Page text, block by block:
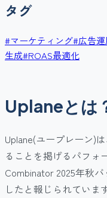
タグ
#マーケティング#広告運
生成#ROAS最適化
Uplaneとは
Uplane(ユープレーン)
ることを掲げるパフォ
Combinator 2025年秋
したと報じられていま